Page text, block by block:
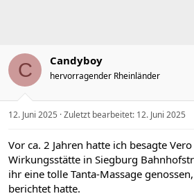
C Candyboy
hervorragender Rheinländer
12. Juni 2025 Zuletzt bearbeitet: 12. Juni 2025
Vor ca. 2 Jahren hatte ich besagte
Wirkungsstätte in Siegburg
ihr eine tolle Tanta-Massage
berichtet hatte.